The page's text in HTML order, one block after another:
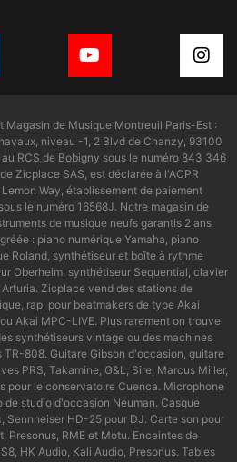
Magasin de Musique Montreuil Paris-Est :
niveau -1, 2 Blvd de Chanzy, 93100
RCS de Bobigny sous le numéro 843 346
Zicplace SAS, est déclarée à l'ACPR
Way, établissement de paiement
le numéro 16568J. Notre magasin de
de musique neufs garantis 2 ans
: piano numérique Yamaha, piano
Roland, synthétiseur et boîte à rythme
Oberheim, synthétiseur Sequential, clavier
Zicplace vend des stations de
rap, pour beatmakers de type Akai
Akai MPC-LIVE. Plus rarement on trouve
synthétiseurs vintage ou des machines
808. Guitare Gibson d'occasion, guitare
PRS, Takamine, G&L, Sire, Marcus Miller,
pour le conservatoire Cuenca. Microphone
de studio d'occasion Neuman. Casque
Sennheiser HD-25 pour DJ. Carte son pour
Presonus, RME et Motu. Enceintes de
HK Audio, Kali Audio, Presonus. Tables